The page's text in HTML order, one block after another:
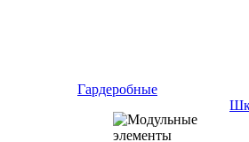
Гардеробные